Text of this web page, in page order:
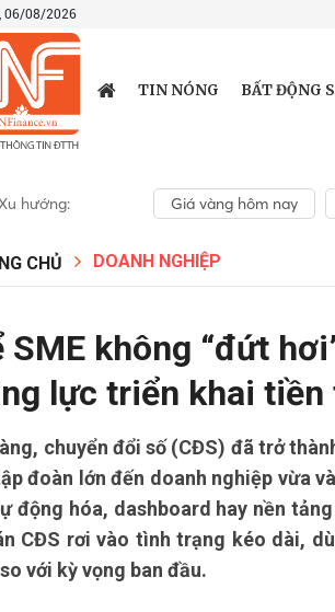
06/08/2026
TIN NÓNG BẤT ĐỘNG
hướng: Giá vàng hôm nay
CHỦ DOANH NGHIỆP
SME không “đứt
lực triển khai tiền
chuyển đổi số (CĐS) đã trở
đoàn lớn đến doanh nghiệp vừa
động hóa, dashboard hay nền
CĐS rơi vào tình trạng kéo dài,
với kỳ vọng ban đầu.